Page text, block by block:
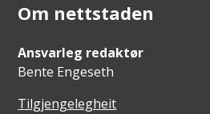
Om nettstaden
Ansvarleg redaktør
Bente Engeseth
Tilgjengelegheit